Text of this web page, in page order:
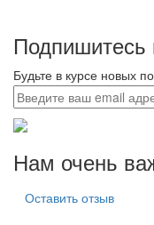
Подпишитесь
Будьте в курсе новых
Нам очень
Оставить отзыв